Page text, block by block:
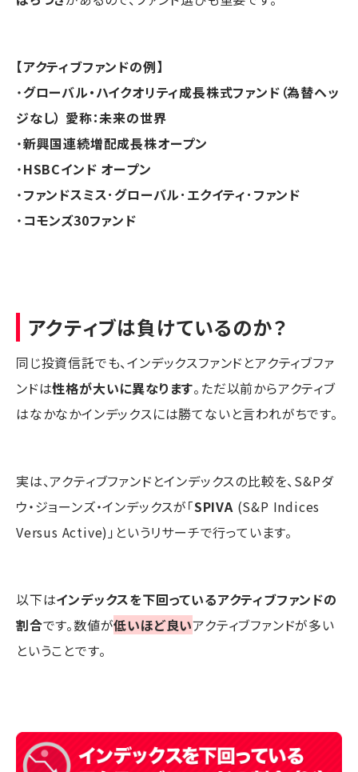
【アクティブファンドの例】
・グローバル・ハイクオリティ成長株式ファンド（為替ヘッ
ジなし） 愛称：未来の世界
・新興国連続増配成長株オープン
・HSBCインド オープン
・ファンドスミス･グローバル･エクイティ･ファンド
・ コモンズ30ファンド
アクティブは負けているのか？
同じ投資信託でも、インデックスファンドとアクティブファ
ンドは性格が大いに異なります。ただ以前からアクティブ
はなかなかインデックスには勝てないと言われがちです。
実は、アクティブファンドとインデックスの比較を、S&Pダ
ウ・ジョーンズ・インデックスが「SPIVA(S&P Indices
Versus Active)」というリサーチで行っています。
以下はインデックスを下回っているアクティブファンドの
割合です。数値が低いほど良いアクティブファンドが多い
ということです。